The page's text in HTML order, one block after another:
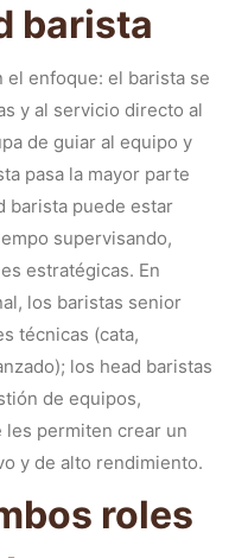
barista
el enfoque: el barista se
y al servicio directo al
de guiar al equipo y
pasa la mayor parte
barista puede estar
supervisando,
estratégicas. En
los baristas senior
técnicas (cata,
los head baristas
de equipos,
les permiten crear un
y de alto rendimiento.
roles